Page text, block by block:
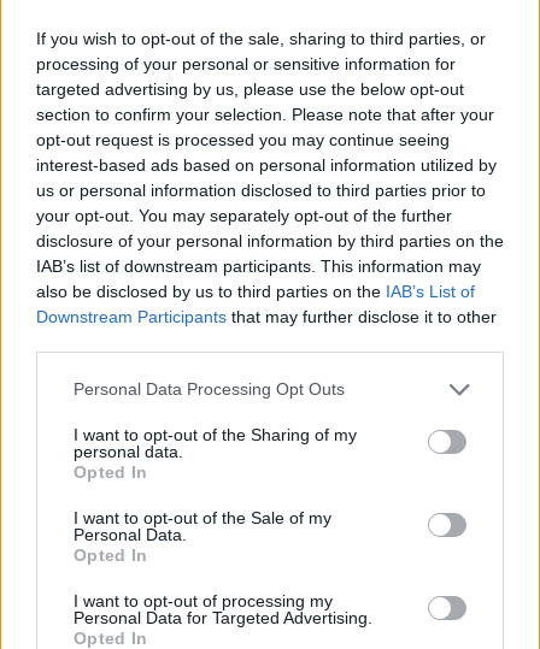
If you wish to opt-out of the sale, sharing to third parties, or
processing of your personal or sensitive information for
targeted advertising by us, please use the below opt-out
section to confirm your selection. Please note that after your
opt-out request is processed you may continue seeing
interest-based ads based on personal information utilized by
us or personal information disclosed to third parties prior to
your opt-out. You may separately opt-out of the further
disclosure of your personal information by third parties on the
IAB’s list of downstream participants. This information may
also be disclosed by us to third parties on the IAB’s List of
Downstream Participants that may further disclose it to other
Personal Data Processing Opt Outs
I want to opt-out of the Sharing of my
personal data.
Opted In
I want to opt-out of the Sale of my
Personal Data.
Opted In
I want to opt-out of processing my
Personal Data for Targeted Advertising.
Opted In
Keistas smurtinis
incidentas miesto centre:
sutramdytą agresyvų
mušeiką baro lankytojai
surišo elektros
prailgintuvu (4)
Kraupi avarija prie
Vilniaus atėmė tris
brangiausius žmones:
pranešė, kaip bus
atsisveikinama su
mergaite, jos mama ir
močiute
Terorizmu kaltinamas
Eldaras Salmanovas
teisme pareiškė esąs
pacisfistas ir mylintis
Padegėjas į kiemą tyliai
nušvietė pastatą apėmusi
liepsna